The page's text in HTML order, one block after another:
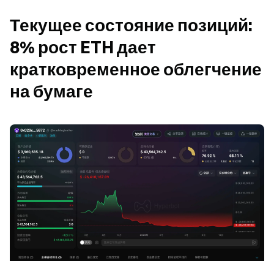
Текущее состояние позиций:
8% рост ETH дает
кратковременное облегчение
на бумаге